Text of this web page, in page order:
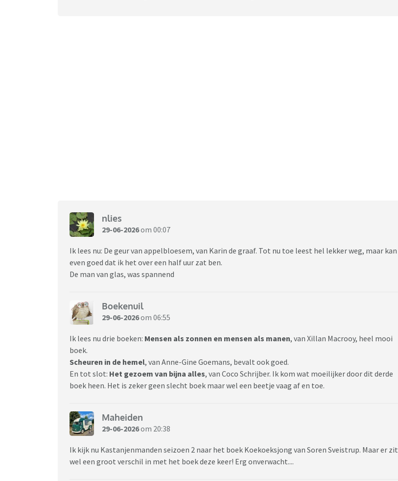
nlies
29-06-2026om 00:07
Ik lees nu: De geur van appelbloesem, van Karin de graaf. Tot nu toe leest hel lekker weg, maar kan
even goed dat ik het over een half uur zat ben.
De man van glas, was spannend
Boekenuil
29-06-2026om 06:55
Ik lees nu drie boeken: Mensen als zonnen en mensen als manen, van Xillan Macrooy, heel mooi
boek.
Scheuren in de hemel, van Anne-Gine Goemans, bevalt ook goed.
En tot slot: Het gezoem van bijna alles, van Coco Schrijber. Ik kom wat moeilijker door dit derde
boek heen. Het is zeker geen slecht boek maar wel een beetje vaag af en toe.
Maheiden
29-06-2026om 20:38
Ik kijk nu Kastanjenmanden seizoen 2 naar het boek Koekoeksjong van Soren Sveistrup. Maar er zit
wel een groot verschil in met het boek deze keer! Erg onverwacht....